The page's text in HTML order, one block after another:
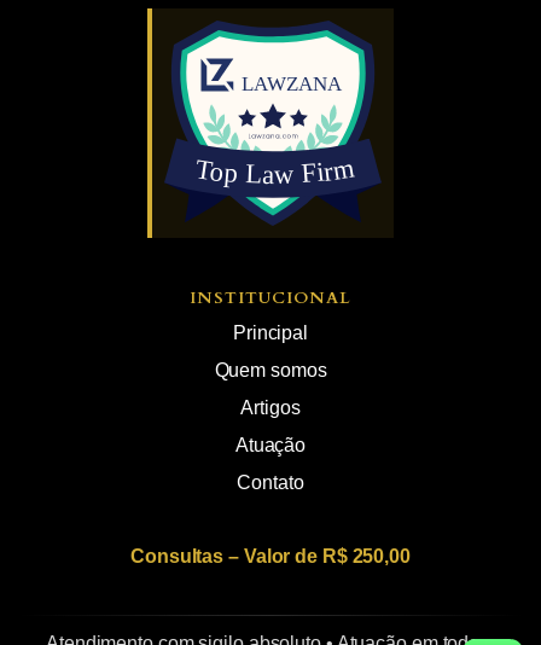
INSTITUCIONAL
Principal
Quem somos
Artigos
Atuação
Contato
Consultas – Valor de R$ 250,00